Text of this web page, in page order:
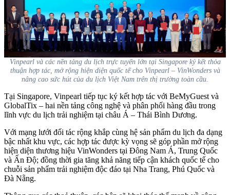
Vinpearl và các nền tảng du lịch trực tuyến lớn tại Singapore ký kết thỏa
thuận hợp tác, mở rộng hiện diện quốc tế cho Vinpearl – VinWonders và
nâng cao sức hút của du lịch Việt Nam trên thị trường toàn cầu.
Tại Singapore, Vinpearl tiếp tục ký kết hợp tác với BeMyGuest và
GlobalTix – hai nền tảng công nghệ và phân phối hàng đầu trong
lĩnh vực du lịch trải nghiệm tại châu Á – Thái Bình Dương.
Với mạng lưới đối tác rộng khắp cùng hệ sản phẩm du lịch đa dạng
bậc nhất khu vực, các hợp tác được kỳ vọng sẽ góp phần mở rộng
hiện diện thương hiệu VinWonders tại Đông Nam Á, Trung Quốc
và Ấn Độ; đồng thời gia tăng khả năng tiếp cận khách quốc tế cho
chuỗi sản phẩm trải nghiệm độc đáo tại Nha Trang, Phú Quốc và
Đà Nẵng.